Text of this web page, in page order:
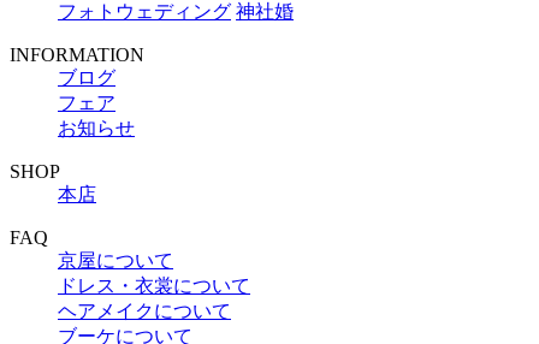
フォトウェディング 神社婚
INFORMATION
ブログ
フェア
お知らせ
SHOP
本店
FAQ
京屋について
ドレス・衣裳について
ヘアメイクについて
ブーケについて